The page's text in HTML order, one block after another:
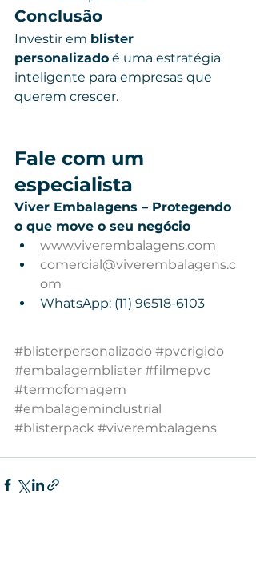
Conclusão
Investir em blister
personalizado é uma estratégia
inteligente para empresas que
querem crescer.
Fale com um
especialista
Viver Embalagens – Protegendo
o que move o seu negócio
www.viverembalagens.com
comercial@viverembalagens.c
om
WhatsApp: (11) 96518-6103
#blisterpersonalizado #pvcrigido
#embalagemblister #filmepvc
#termofomagem
#embalagemindustrial
#blisterpack #viverembalagens